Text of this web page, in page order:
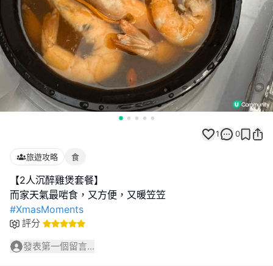
1 0
旅遊攻略 食
【2人沉醉雞煲套餐】
#XmasMoments
評分
發表第一個留言...